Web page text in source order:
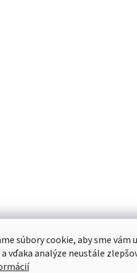
súbory cookie, aby sme
vďaka analýze neustále